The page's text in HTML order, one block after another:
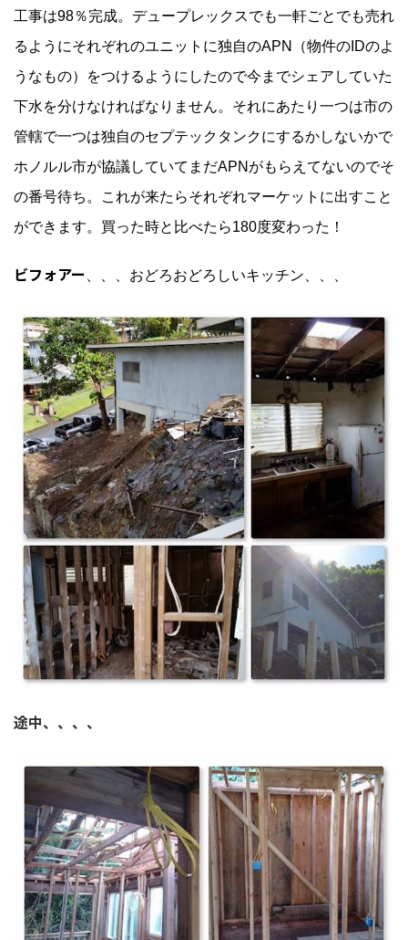
工事は98％完成。デュープレックスでも一軒ごとでも売れ
るようにそれぞれのユニットに独自のAPN（物件のIDのよ
うなもの）をつけるようにしたので今までシェアしていた
下水を分けなければなりません。それにあたり一つは市の
管轄で一つは独自のセプテックタンクにするかしないかで
ホノルル市が協議していてまだAPNがもらえてないのでそ
の番号待ち。これが来たらそれぞれマーケットに出すこと
ができます。買った時と比べたら180度変わった！
ビフォアー 、、、おどろおどろしいキッチン、、、
途中、、、、